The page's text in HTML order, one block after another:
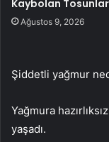
Kaybolan
Ağustos 9, 2026
Şiddetli yağmur
Yağmura
yaşadı.